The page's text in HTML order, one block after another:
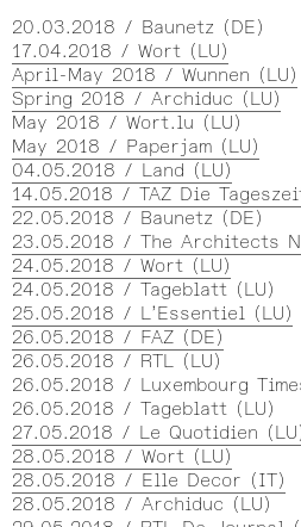
20.03.2018 / Baunetz (DE)
17.04.2018 / Wort (LU)
April-May 2018 / Wunnen (LU)
Spring 2018 / Archiduc (LU)
May 2018 / Wort.lu (LU)
May 2018 / Paperjam (LU)
04.05.2018 / Land (LU)
14.05.2018 / TAZ Die
22.05.2018 / Baunetz (DE)
23.05.2018 / The Architects
24.05.2018 / Wort (LU)
24.05.2018 / Tageblatt (LU)
25.05.2018 / L’Essentiel (LU)
26.05.2018 / FAZ (DE)
26.05.2018 / RTL (LU)
26.05.2018 / Luxembourg
26.05.2018 / Tageblatt (LU)
27.05.2018 / Le Quotidien
28.05.2018 / Wort (LU)
28.05.2018 / Elle Decor (IT)
28.05.2018 / Archiduc (LU)